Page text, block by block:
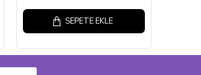
SEPETE EKLE